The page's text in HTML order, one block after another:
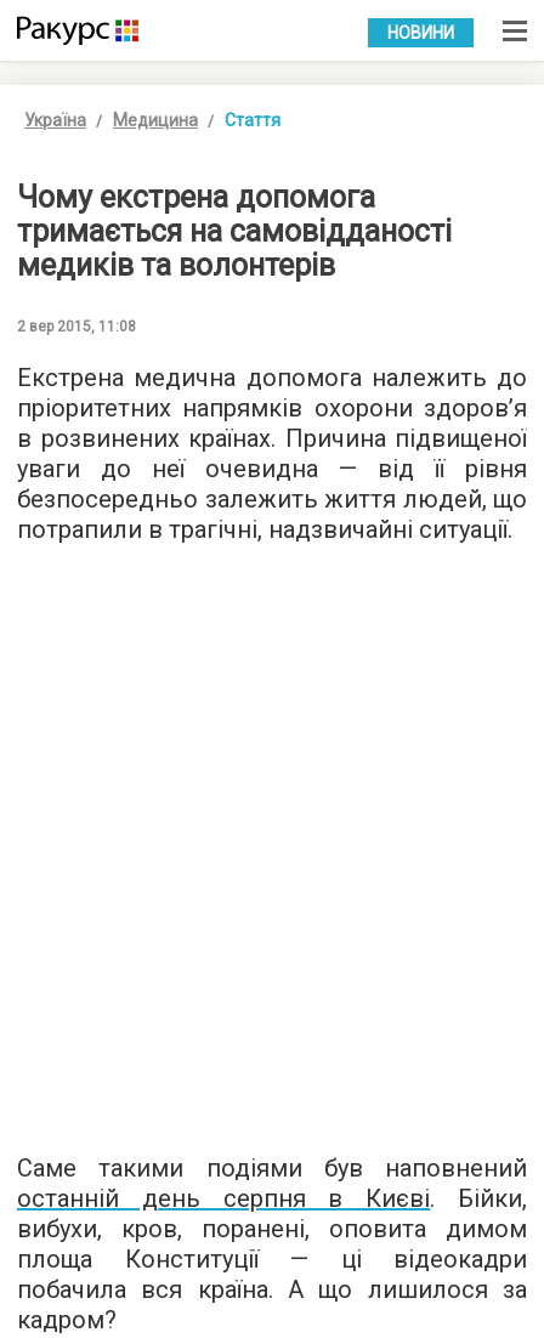
УКР РУС
НОВИНИ
Україна Медицина Стаття
Чому екстрена допомога
тримається на самовідданості
медиків та волонтерів
2 вер 2015, 11:08
Екстрена медична допомога належить до
пріоритетних напрямків охорони здоров’я
в розвинених країнах. Причина підвищеної
уваги до неї очевидна — від її рівня
безпосередньо залежить життя людей, що
потрапили в трагічні, надзвичайні ситуації.
Саме такими подіями був наповнений
останній день серпня в Києві. Бійки,
вибухи, кров, поранені, оповита димом
площа Конституції — ці відеокадри
побачила вся країна. А що лишилося за
кадром?